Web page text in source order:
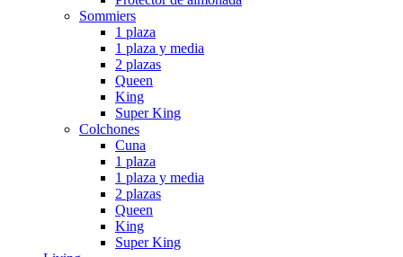
Sommiers
1 plaza
1 plaza y media
2 plazas
Queen
King
Super King
Colchones
Cuna
1 plaza
1 plaza y media
2 plazas
Queen
King
Super King